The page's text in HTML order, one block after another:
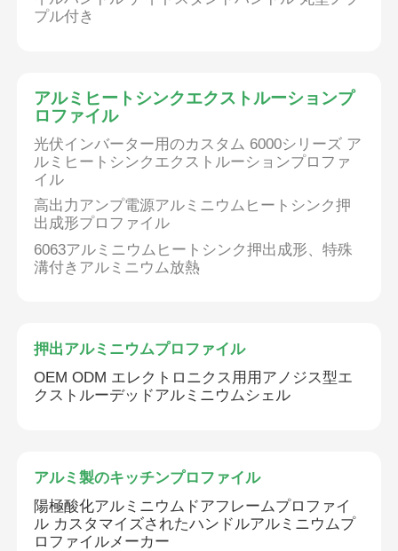
プル付き
アルミヒートシンクエクストルーションプ
ロファイル
光伏インバーター用のカスタム 6000シリーズ ア
ルミヒートシンクエクストルーションプロファ
イル
高出力アンプ電源アルミニウムヒートシンク押
出成形プロファイル
6063アルミニウムヒートシンク押出成形、特殊
溝付きアルミニウム放熱
押出アルミニウムプロファイル
OEM ODM エレクトロニクス用用アノジス型エ
クストルーデッドアルミニウムシェル
アルミ製のキッチンプロファイル
陽極酸化アルミニウムドアフレームプロファイ
ル カスタマイズされたハンドルアルミニウムプ
ロファイルメーカー